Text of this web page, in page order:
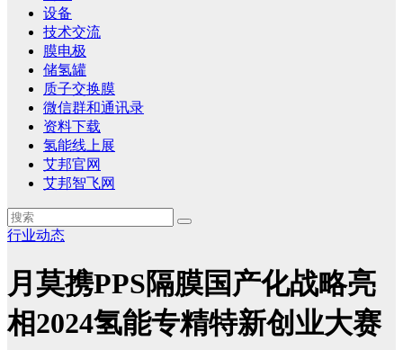
设备
技术交流
膜电极
储氢罐
质子交换膜
微信群和通讯录
资料下载
氢能线上展
艾邦官网
艾邦智飞网
行业动态
月莫携PPS隔膜国产化战略亮
相2024氢能专精特新创业大赛